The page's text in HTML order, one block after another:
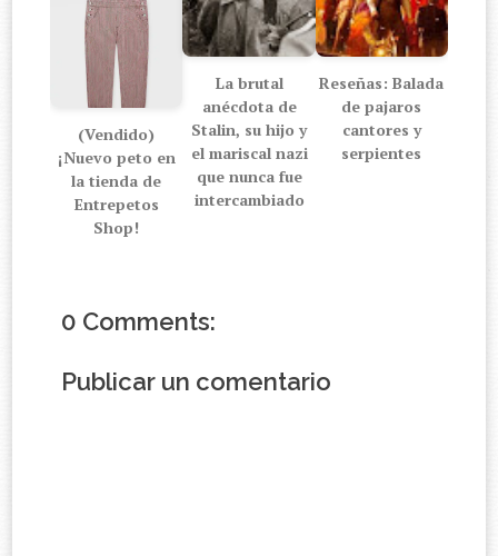
(Vendido)
¡Nuevo peto en
la tienda de
Entrepetos
Shop!
La brutal
anécdota de
Stalin, su hijo y
el mariscal nazi
que nunca fue
intercambiado
Reseñas: Balada
de pajaros
cantores y
serpientes
0 Comments:
Publicar un comentario